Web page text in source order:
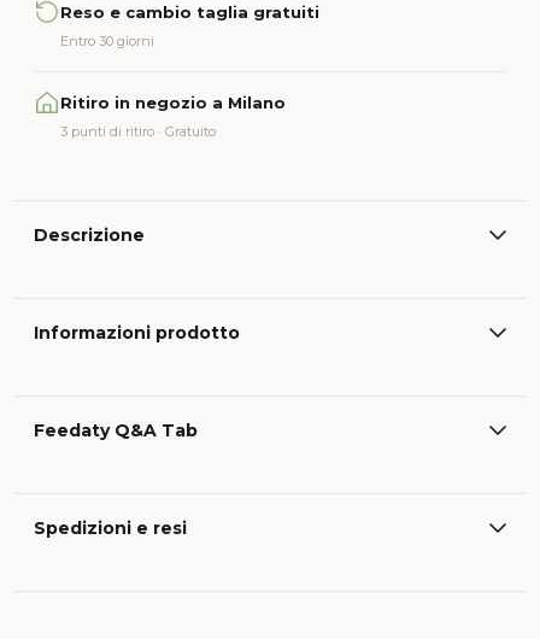
Reso e cambio taglia gratuiti
Entro 30 giorni
Ritiro in negozio a Milano
3 punti di ritiro · Gratuito
Descrizione
Informazioni prodotto
Feedaty Q&A Tab
Spedizioni e resi